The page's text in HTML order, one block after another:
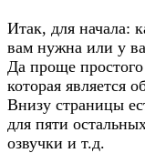
Итак, для начала:
вам нужна или у
Да проще
которая является
Внизу страницы
для пяти
озвучки и т.д.